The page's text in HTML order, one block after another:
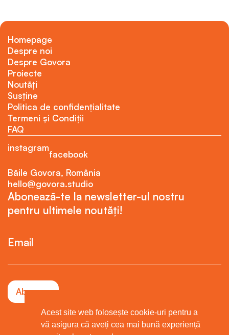
Homepage
Despre noi
Despre Govora
Proiecte
Noutăți
Susține
Politica de confidențialitate
Termeni și Condiții
FAQ
instagram
facebook
Băile Govora, România
hello@govora.studio
Abonează-te la newsletter-ul nostru
pentru ultimele noutăți!
Email
Acest site web folosește cookie-uri pentru a
vă asigura că aveți cea mai bună experiență